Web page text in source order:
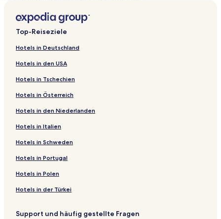
Top-Reiseziele
Hotels in Deutschland
Hotels in den USA
Hotels in Tschechien
Hotels in Österreich
Hotels in den Niederlanden
Hotels in Italien
Hotels in Schweden
Hotels in Portugal
Hotels in Polen
Hotels in der Türkei
Support und häufig gestellte Fragen